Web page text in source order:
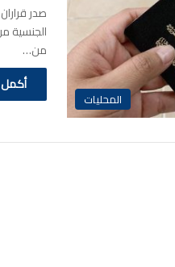
المحليات
صدر
من…
أكمل